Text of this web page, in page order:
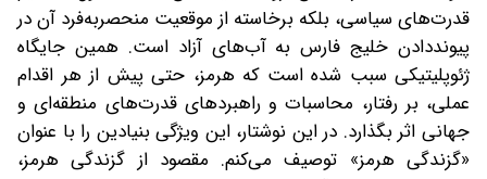
قدرت‌های سیاسی، بلکه برخاسته از موقعیت منحصربه‌فرد آن در
پیونددادن خلیج فارس به آب‌های آزاد است. همین جایگاه
ژئوپلیتیکی سبب شده است که هرمز، حتی پیش از هر اقدام
عملی، بر رفتار، محاسبات و راهبردهای قدرت‌های منطقه‌ای و
جهانی اثر بگذارد. در این نوشتار، این ویژگی بنیادین را با عنوان
«گزندگی هرمز» توصیف می‌کنم. مقصود از گزندگی هرمز،